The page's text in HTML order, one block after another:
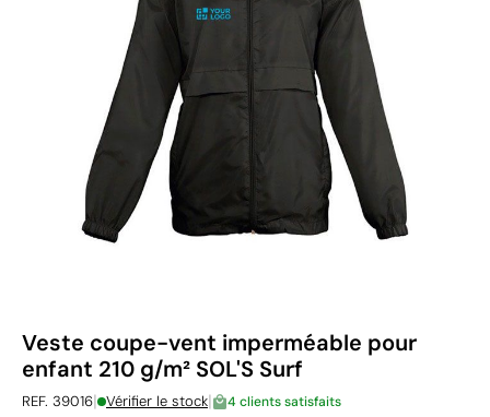
Veste coupe-vent imperméable pour
enfant 210 g/m² SOL'S Surf
REF. 39016| Vérifier le stock| 4 clients satisfaits